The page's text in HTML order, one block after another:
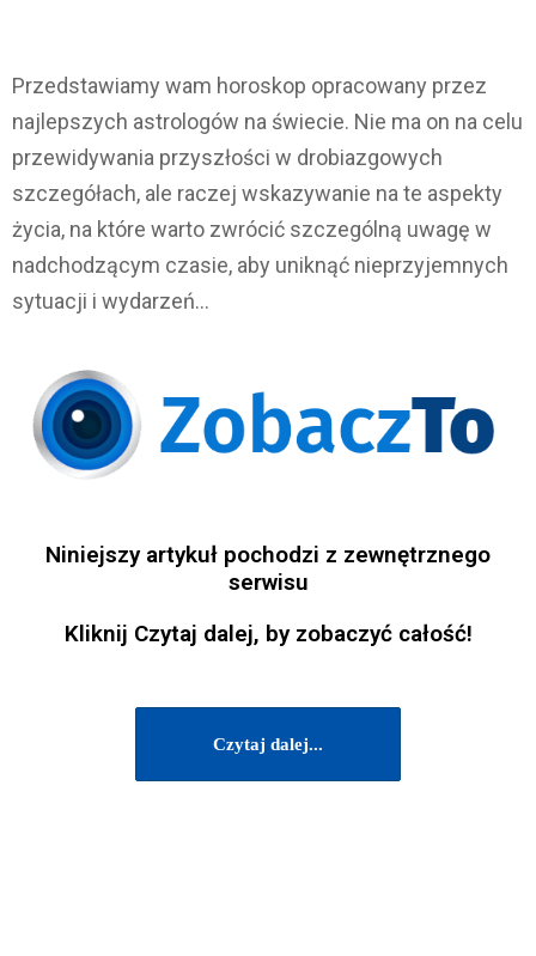
Przedstawiamy wam horoskop opracowany przez
najlepszych astrologów na świecie. Nie ma on na celu
przewidywania przyszłości w drobiazgowych
szczegółach, ale raczej wskazywanie na te aspekty
życia, na które warto zwrócić szczególną uwagę w
nadchodzącym czasie, aby uniknąć nieprzyjemnych
sytuacji i wydarzeń…
Niniejszy artykuł pochodzi z zewnętrznego
serwisu
Kliknij Czytaj dalej, by zobaczyć całość!
Czytaj dalej...